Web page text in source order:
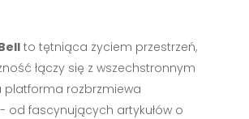
to tętniąca życiem przestrzeń,
łączy się z wszechstronnym
platforma rozbrzmiewa
od fascynujących artykułów o